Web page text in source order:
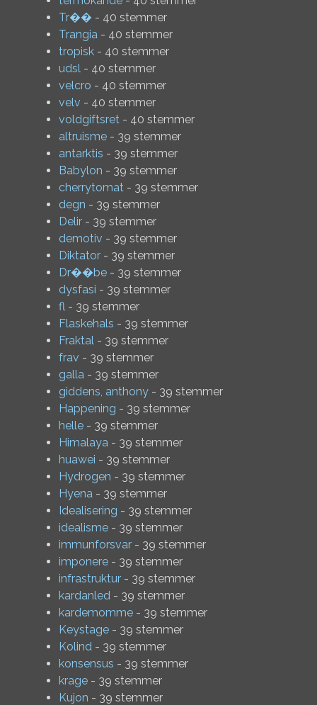
Tr�� - 40 stemmer
Trangia - 40 stemmer
tropisk - 40 stemmer
udsl - 40 stemmer
velcro - 40 stemmer
velv - 40 stemmer
voldgiftsret - 40 stemmer
altruisme - 39 stemmer
antarktis - 39 stemmer
Babylon - 39 stemmer
cherrytomat - 39 stemmer
degn - 39 stemmer
Delir - 39 stemmer
demotiv - 39 stemmer
Diktator - 39 stemmer
Dr��be - 39 stemmer
dysfasi - 39 stemmer
fl- 39 stemmer
Flaskehals - 39 stemmer
Fraktal - 39 stemmer
frav - 39 stemmer
galla - 39 stemmer
giddens, anthony - 39 stemmer
Happening - 39 stemmer
helle - 39 stemmer
Himalaya - 39 stemmer
huawei - 39 stemmer
Hydrogen - 39 stemmer
Hyena - 39 stemmer
Idealisering - 39 stemmer
idealisme - 39 stemmer
immunforsvar - 39 stemmer
imponere - 39 stemmer
infrastruktur - 39 stemmer
kardanled - 39 stemmer
kardemomme - 39 stemmer
Keystage - 39 stemmer
Kolind - 39 stemmer
konsensus - 39 stemmer
krage - 39 stemmer
Kujon - 39 stemmer